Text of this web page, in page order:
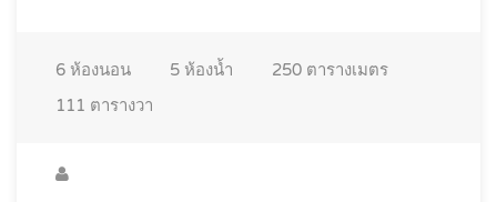
6 ห้องนอน 5 ห้องน้ำ 250 ตารางเมตร
111 ตารางวา